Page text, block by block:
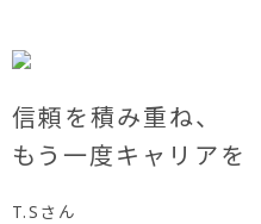
信頼を積み重ね、
もう一度キャリアを
T.Sさん